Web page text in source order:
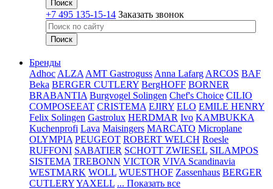
+7 495 135-15-14 Заказать звонок
Бренды
Adhoc ALZA AMT Gastroguss Anna Lafarg ARCOS BAF
Beka BERGER CUTLERY BergHOFF BORNER
BRABANTIA Burgvogel Solingen Chef's Choice CILIO
COMPOSEEAT CRISTEMA EJIRY ELO EMILE HENRY
Felix Solingen Gastrolux HERDMAR Ivo KAMBUKKA
Kuchenprofi Lava Maisingers MARCATO Microplane
OLYMPIA PEUGEOT ROBERT WELCH Roesle
RUFFONI SABATIER SCHOTT ZWIESEL SILAMPOS
SISTEMA TREBONN VICTOR VIVA Scandinavia
WESTMARK WOLL WUESTHOF Zassenhaus BERGER
CUTLERYYAXELL ... Показать все